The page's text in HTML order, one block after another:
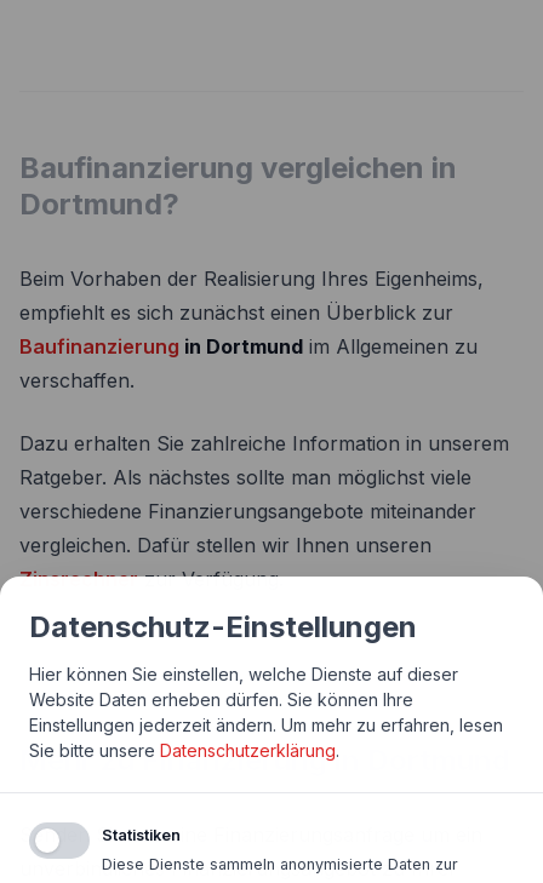
Baufinanzierung vergleichen in
Dortmund?
Beim Vorhaben der Realisierung Ihres Eigenheims,
empfiehlt es sich zunächst einen Überblick zur
Baufinanzierung in Dortmund im Allgemeinen zu
verschaffen.
Dazu erhalten Sie zahlreiche Information in unserem
Ratgeber. Als nächstes sollte man möglichst viele
verschiedene Finanzierungsangebote miteinander
vergleichen. Dafür stellen wir Ihnen unseren
Zinsrechnerzur Verfügung.
Mehr zu Finanzierung in Dortmund
Senden Sie uns eine Finanzierungsanfrage um ein
unverbindliches Finanzierungsangebot zu Ihrer
Datenschutz-Einstellungen
Hier können Sie einstellen, welche Dienste auf dieser
Website Daten erheben dürfen. Sie können Ihre
Einstellungen jederzeit ändern. Um mehr zu erfahren, lesen
Sie bitte unsere Datenschutzerklärung.
Statistiken
Diese Dienste sammeln anonymisierte Daten zur